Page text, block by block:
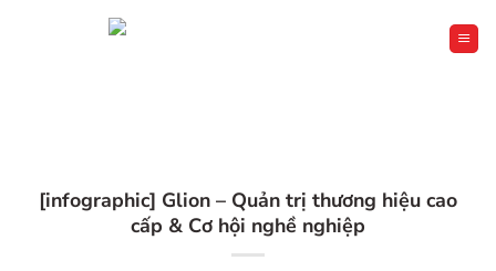
[infographic] Glion – Quản trị thương hiệu cao
cấp & Cơ hội nghề nghiệp